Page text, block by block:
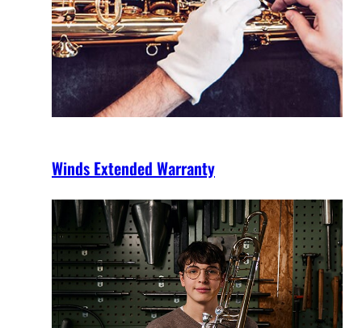
Winds Extended Warranty